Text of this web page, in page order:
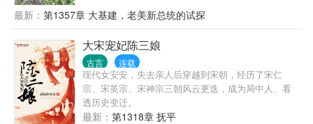
最新： 第1357章 大基建，老美新总统的试探
大宋宠妃陈三娘
古言 连载
现代女安安，失去亲人后穿越到宋朝，经历了宋仁
宗、宋英宗、宋神宗三朝风云更迭，成为局中人、看
透历史变迁。
最新： 第1318章 抚平